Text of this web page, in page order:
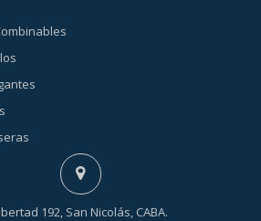
192, San Nicolás, CABA.